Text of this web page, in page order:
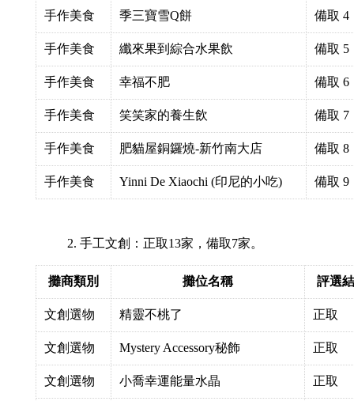
手作美食 季三寶雪Q餅 備取 4
手作美食 纖來果到綜合水果飲 備取 5
手作美食 幸福不肥 備取 6
手作美食 笑笑家的養生飲 備取 7
手作美食 肥貓屋銅鑼燒-新竹南大店 備取 8
手作美食 Yinni De Xiaochi (印尼的小吃) 備取 9
手工文創：正取13家，備取7家。
攤商類別 攤位名稱 評選
文創選物 精靈不桃了 正取
文創選物 Mystery Accessory秘飾 正取
文創選物 小喬幸運能量水晶 正取